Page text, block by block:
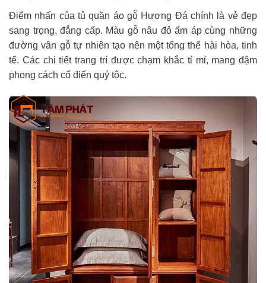
Điểm nhấn của tủ quần áo gỗ Hương Đá chính là vẻ đẹp
sang trọng, đẳng cấp. Màu gỗ nâu đỏ ấm áp cùng những
đường vân gỗ tự nhiên tạo nên một tổng thể hài hòa, tinh
tế. Các chi tiết trang trí được chạm khắc tỉ mỉ, mang đậm
phong cách cổ điển quý tộc.